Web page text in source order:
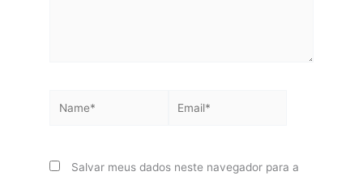
Salvar meus dados neste navegador para a